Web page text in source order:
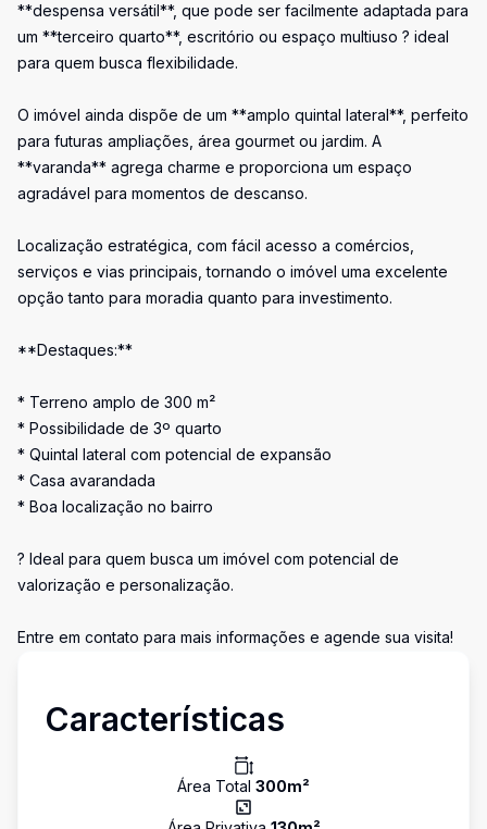
**despensa versátil**, que pode ser facilmente adaptada para
um **terceiro quarto**, escritório ou espaço multiuso ? ideal
para quem busca flexibilidade.
O imóvel ainda dispõe de um **amplo quintal lateral**, perfeito
para futuras ampliações, área gourmet ou jardim. A
**varanda** agrega charme e proporciona um espaço
agradável para momentos de descanso.
Localização estratégica, com fácil acesso a comércios,
serviços e vias principais, tornando o imóvel uma excelente
opção tanto para moradia quanto para investimento.
**Destaques:**
* Terreno amplo de 300 m²
* Possibilidade de 3º quarto
* Quintal lateral com potencial de expansão
* Casa avarandada
* Boa localização no bairro
? Ideal para quem busca um imóvel com potencial de
valorização e personalização.
Entre em contato para mais informações e agende sua visita!
Características
Área Total 300m²